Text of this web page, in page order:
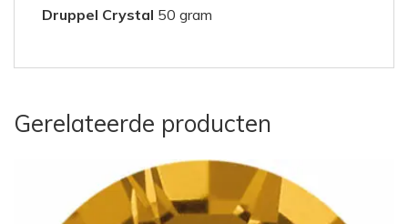
Druppel Crystal 50 gram
Gerelateerde producten